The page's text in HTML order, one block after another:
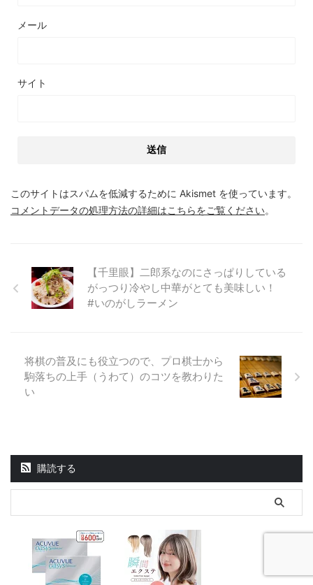
メール
サイト
このサイトはスパムを低減するために Akismet を使っています。
コメントデータの処理方法の詳細はこちらをご覧ください。
【千里眼】二郎系なのにさっぱりしている
がっつり冷やし中華がとても美味しい！
#いのがしラーメン
将棋の普及にも役立つので、プロ棋士から
駒落ちの上手（うわて）のコツを教わりた
い
購読する